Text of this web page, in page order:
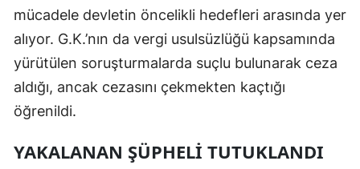
Mersin
İstanbul
İzmir
Kastamonu
mücadele devletin öncelikli hedefleri arasında yer
alıyor. G.K.’nın da vergi usulsüzlüğü kapsamında
yürütülen soruşturmalarda suçlu bulunarak ceza
aldığı, ancak cezasını çekmekten kaçtığı
öğrenildi.
YAKALANAN ŞÜPHELI TUTUKLANDI